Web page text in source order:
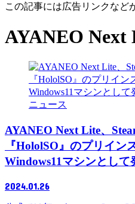
この記事には広告リンクなど
AYANEO Next
ニュース
AYANEO Next Lite、
『HololSO』のプリイン
Windows11マシンとして
2024.01.26